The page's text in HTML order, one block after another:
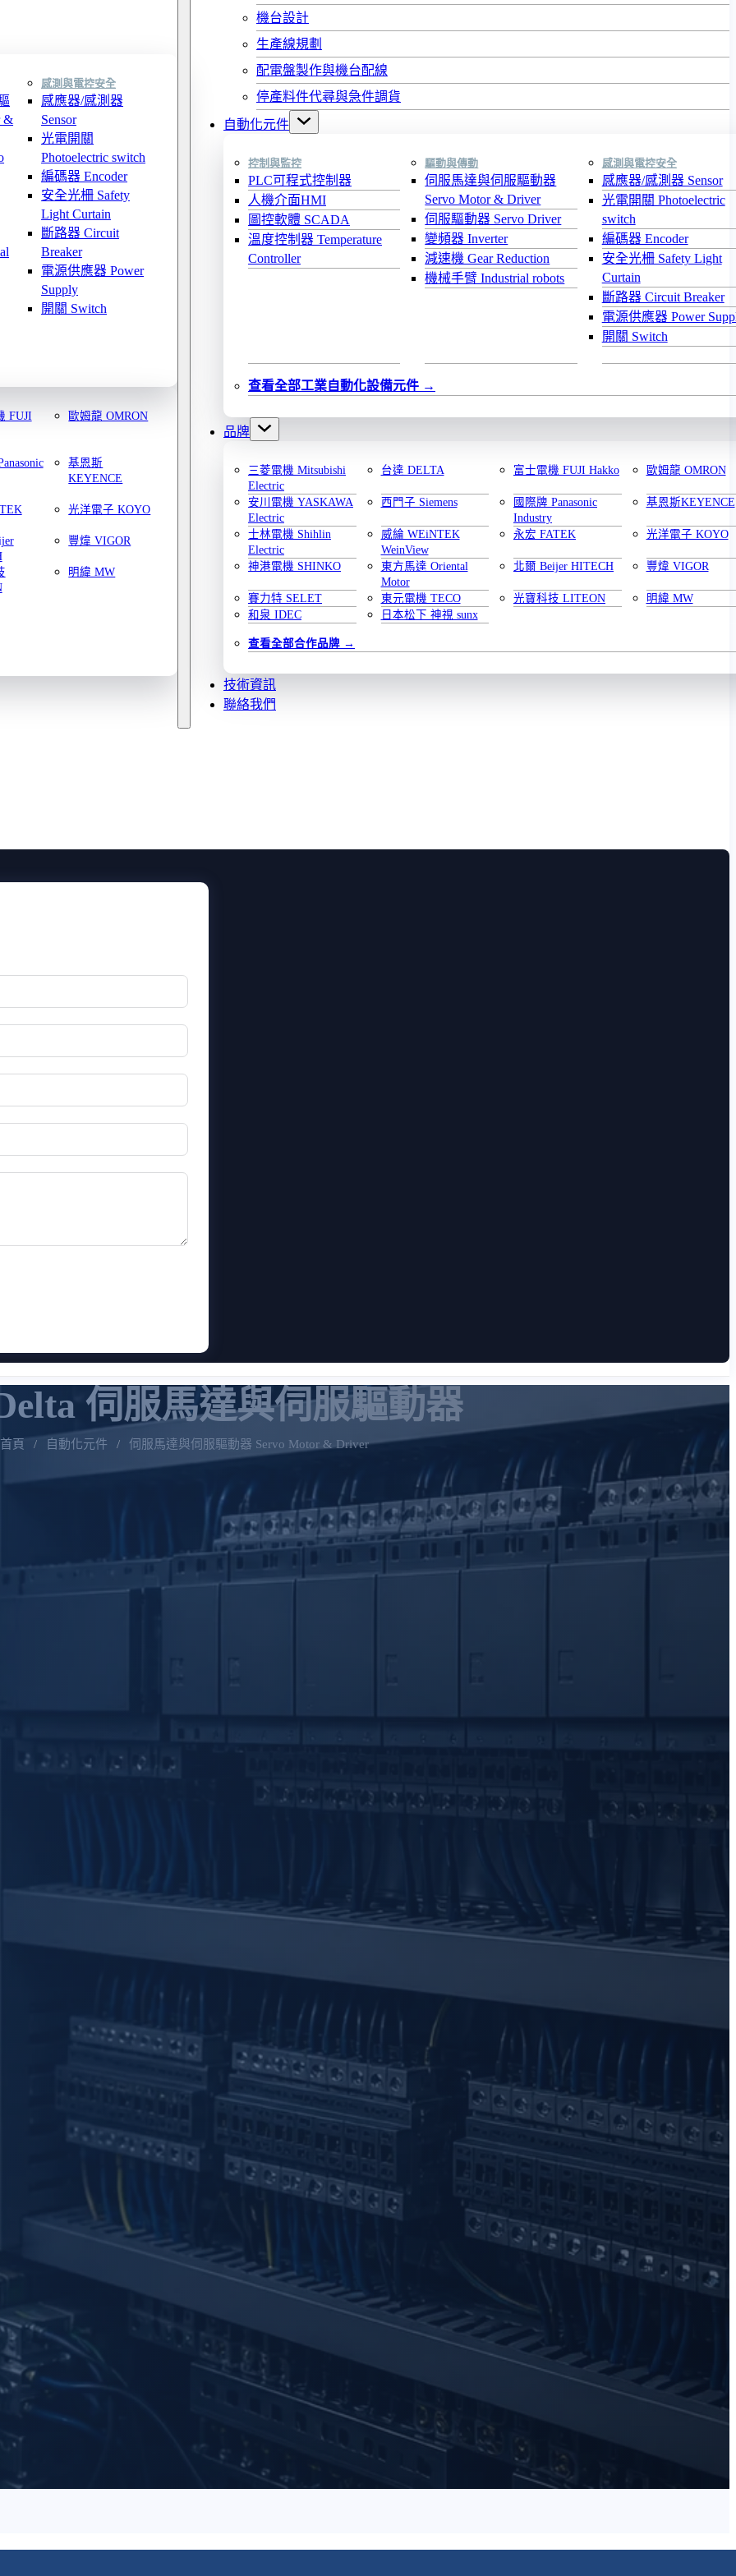
&
感測與電控安全
感應器/感測器
Sensor
光電開關
Photoelectric switch
編碼器 Encoder
安全光柵 Safety
Light Curtain
斷路器 Circuit
Breaker
電源供應器 Power
Supply
開關 Switch
FUJI 歐姆龍 OMRON
基恩斯
KEYENCE
光洋電子 KOYO
豐煒 VIGOR
明緯 MW
機台設計
生產線規劃
配電盤製作與機台配線
停產料件代尋與急件調貨
自動化元件
控制與監控
PLC可程式控制器
人機介面HMI
圖控軟體 SCADA
溫度控制器 Temperature
Controller
驅動與傳動
伺服馬達與伺服驅動器
Servo Motor & Driver
伺服驅動器 Servo Driver
變頻器 Inverter
減速機 Gear Reduction
機械手臂 Industrial robots
感測與電控安全
感應器/感測器 Sensor
光電開關 Photoelectric
switch
編碼器 Encoder
安全光柵 Safety Light
Curtain
斷路器 Circuit Breaker
電源供應器 Power
開關 Switch
查看全部工業自動化設備元件
品牌
三菱電機 Mitsubishi
Electric
台達 DELTA 富士電機 FUJI Hakko 歐姆龍 OMRON
安川電機 YASKAWA
Electric
西門子 Siemens
國際牌 Panasonic
Industry
基恩斯KEYENCE
士林電機 Shihlin
Electric
威綸 WEiNTEK
WeinView
永宏 FATEK 光洋電子 KOYO
神港電機 SHINKO
東方馬達 Oriental
Motor
北爾 Beijer HITECH 豐煒 VIGOR
賽力特 SELET 東元電機 TECO 光寶科技 LITEON
明緯 MW
和泉 IDEC
日本松下 神視 sunx
查看全部合作品牌
技術資訊
聯絡我們
伺服馬達與伺服驅動器
首頁 / 自動化元件 / 伺服馬達與伺服驅動器 Servo Motor & Driver